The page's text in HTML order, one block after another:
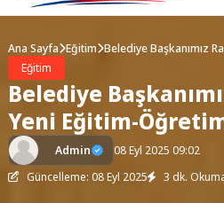
Ana Sayfa Eğitim Belediye Başkanımız
Eğitim
Belediye
Yeni Eğitim-Öğretim
Admin
08 Eyl 2025 09:02
Güncelleme: 08 Eyl 2025
3 dk.